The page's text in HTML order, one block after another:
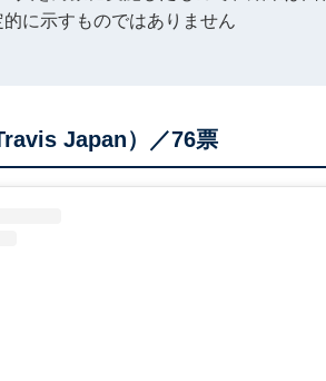
に示すものではありません
Japan）／76票